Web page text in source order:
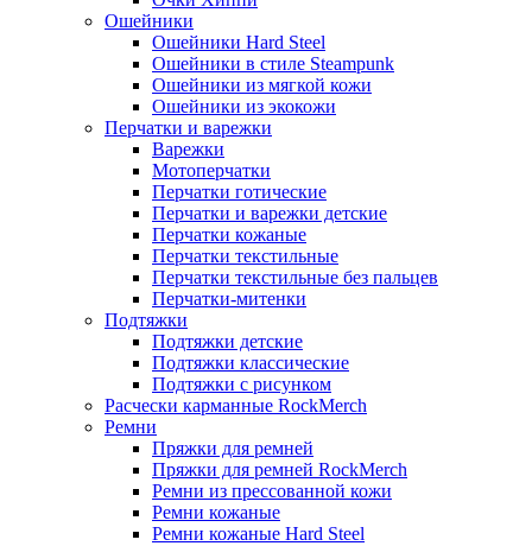
Ошейники
Ошейники Hard Steel
Ошейники в стиле Steampunk
Ошейники из мягкой кожи
Ошейники из экокожи
Перчатки и варежки
Варежки
Мотоперчатки
Перчатки готические
Перчатки и варежки детские
Перчатки кожаные
Перчатки текстильные
Перчатки текстильные без пальцев
Перчатки-митенки
Подтяжки
Подтяжки детские
Подтяжки классические
Подтяжки с рисунком
Расчески карманные RockMerch
Ремни
Пряжки для ремней
Пряжки для ремней RockMerch
Ремни из прессованной кожи
Ремни кожаные
Ремни кожаные Hard Steel